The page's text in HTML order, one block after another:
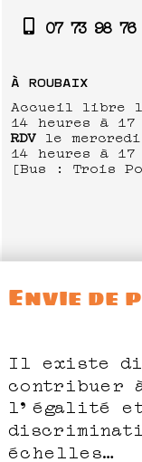
07 73 98 76
À ROUBAIX
Accueil libre
14 heures à 17
RDV le
14 heures à
[Bus : Trois
Envie de
Il existe
contribuer
l’égalité
échelles…